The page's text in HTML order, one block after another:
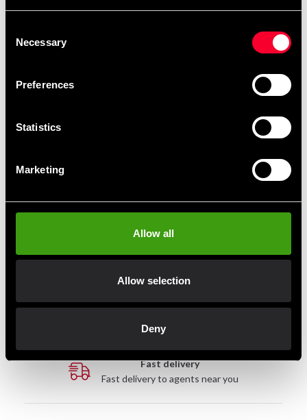
Selection
Necessary
Preferences
Statistics
Marketing
Allow all
Allow selection
Deny
Recommended products
Budo-Nord Fight Gear Heavy
Fast delivery
Fast delivery to agents near you